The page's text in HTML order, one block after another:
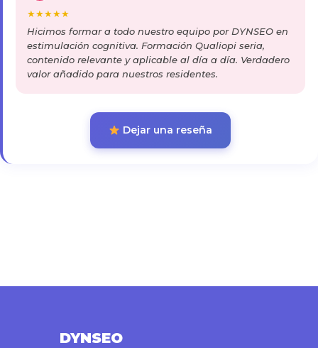
★★★★★
Hicimos formar a todo nuestro equipo por DYNSEO en
estimulación cognitiva. Formación Qualiopi seria,
contenido relevante y aplicable al día a día. Verdadero
valor añadido para nuestros residentes.
Dejar una reseña
DYNSEO